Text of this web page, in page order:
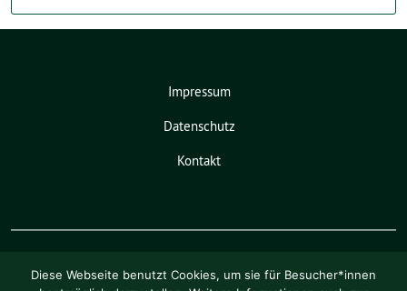
Impressum
Datenschutz
Kontakt
Diese Webseite benutzt Cookies, um sie für Besucher*innen